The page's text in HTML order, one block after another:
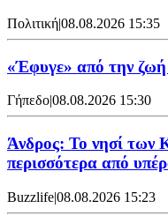
Πολιτική|08.08.2026 15:35
«Έφυγε» από την
Γήπεδο|08.08.2026 15:30
Άνδρος: Το νησί των
περισσότερα από
Buzzlife|08.08.2026 15:23